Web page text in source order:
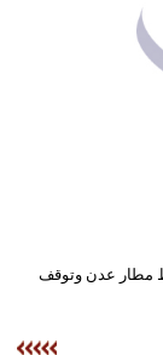
وتكنولوجيا
بيئة
مطار عدن وتوقف